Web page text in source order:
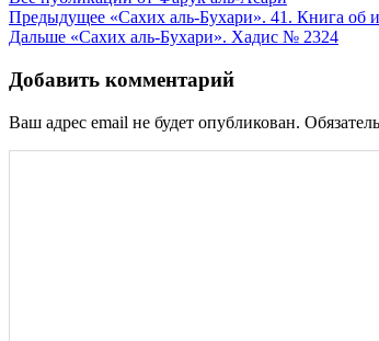
Навигация
по
записям
Предыдущее «Сахих аль-Бухари». 41. Книга
Дальше «Сахих аль-Бухари». Хадис № 2324
Добавить комментарий
Ваш адрес email не будет опубликован.